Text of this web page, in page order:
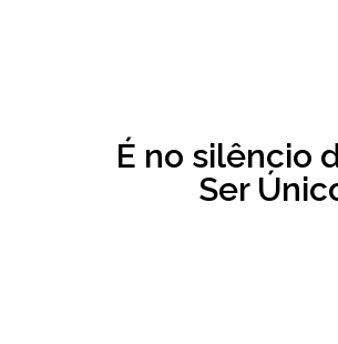
É no silêncio
Ser